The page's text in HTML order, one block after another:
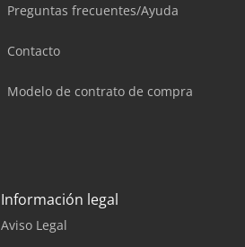
Preguntas frecuentes/Ayuda
Contacto
Modelo de contrato de compra
Información legal
Aviso Legal